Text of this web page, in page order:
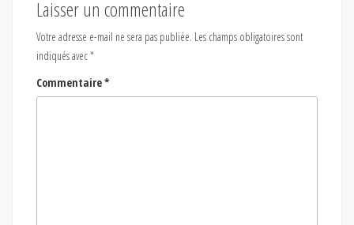
Laisser un commentaire
Votre adresse e-mail ne sera pas publiée. Les champs obligatoires sont
indiqués avec*
Commentaire*